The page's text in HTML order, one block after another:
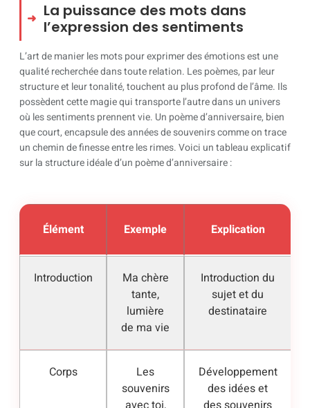
La puissance des mots dans
l’expression des sentiments
L’art de manier les mots pour exprimer des émotions est une
qualité recherchée dans toute relation. Les poèmes, par leur
structure et leur tonalité, touchent au plus profond de l’âme. Ils
possèdent cette magie qui transporte l’autre dans un univers
où les sentiments prennent vie. Un poème d’anniversaire, bien
que court, encapsule des années de souvenirs comme on trace
un chemin de finesse entre les rimes. Voici un tableau explicatif
sur la structure idéale d’un poème d’anniversaire :
Élément Exemple Explication
Introduction
Ma chère
tante,
lumière
de ma vie
Introduction du
sujet et du
destinataire
Corps
Les
souvenirs
Développement
des idées et